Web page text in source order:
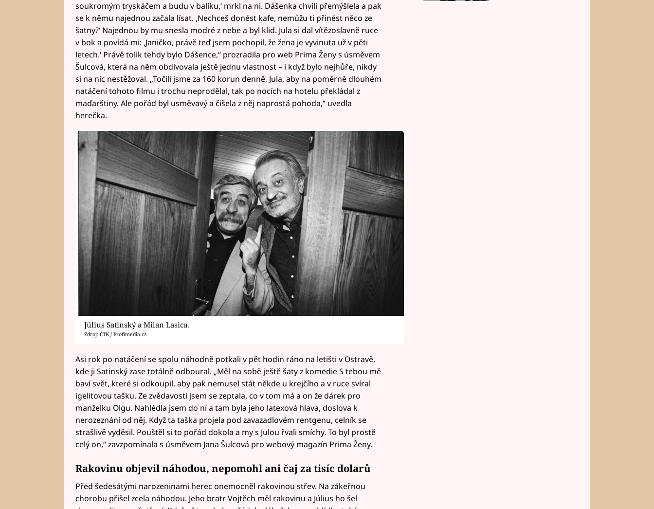
soukromým tryskáčem a budu v balíku,‘ mrkl na ni. Dášenka chvíli přemýšlela a pak
se k němu najednou začala lísat. ‚Nechceš donést kafe, nemůžu ti přinést něco ze
šatny?‘ Najednou by mu snesla modré z nebe a byl klid. Jula si dal vítězoslavně ruce
v bok a povídá mi: ‚Janičko, právě teď jsem pochopil, že žena je vyvinuta už v pěti
letech.‘ Právě tolik tehdy bylo Dášence,“ prozradila pro web Prima Ženy s úsměvem
Šulcová, která na něm obdivovala ještě jednu vlastnost – i když bylo nejhůře, nikdy
si na nic nestěžoval. „Točili jsme za 160 korun denně, Jula, aby na poměrně dlouhém
natáčení tohoto filmu i trochu neprodělal, tak po nocích na hotelu překládal z
maďarštiny. Ale pořád byl usměvavý a čišela z něj naprostá pohoda,“ uvedla
herečka.
Július Satinský a Milan Lasica.
Zdroj: ČTK / Profimedia.cz
Asi rok po natáčení se spolu náhodně potkali v pět hodin ráno na letišti v Ostravě,
kde ji Satinský zase totálně odboural. „Měl na sobě ještě šaty z komedie S tebou mě
baví svět, které si odkoupil, aby pak nemusel stát někde u krejčího a v ruce svíral
igelitovou tašku. Ze zvědavosti jsem se zeptala, co v tom má a on že dárek pro
manželku Olgu. Nahlédla jsem do ní a tam byla jeho latexová hlava, doslova k
nerozeznání od něj. Když ta taška projela pod zavazadlovém rentgenu, celník se
strašlivě vyděsil. Pouštěl si to pořád dokola a my s Julou řvali smíchy. To byl prostě
celý on,“ zavzpomínala s úsměvem Jana Šulcová pro webový magazín Prima Ženy.
Rakovinu objevil náhodou, nepomohl ani čaj za tisíc dolarů
Před šedesátými narozeninami herec onemocněl rakovinou střev. Na zákeřnou
chorobu přišel zcela náhodou. Jeho bratr Vojtěch měl rakovinu a Július ho šel